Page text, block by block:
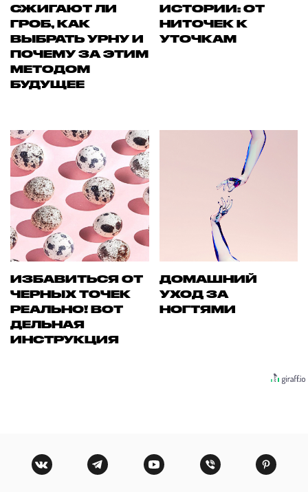
СЖИГАЮТ ЛИ
ГРОБ, КАК
ВЫБРАТЬ УРНУ И
ПОЧЕМУ ЗА ЭТИМ
МЕТОДОМ
БУДУЩЕЕ
ИСТОРИИ: ОТ
НИТОЧЕК К
УТОЧКАМ
ИЗБАВИТЬСЯ ОТ
ЧЕРНЫХ ТОЧЕК
РЕАЛЬНО! ВОТ
ДЕЛЬНАЯ
ИНСТРУКЦИЯ
ДОМАШНИЙ
УХОД ЗА
НОГТЯМИ